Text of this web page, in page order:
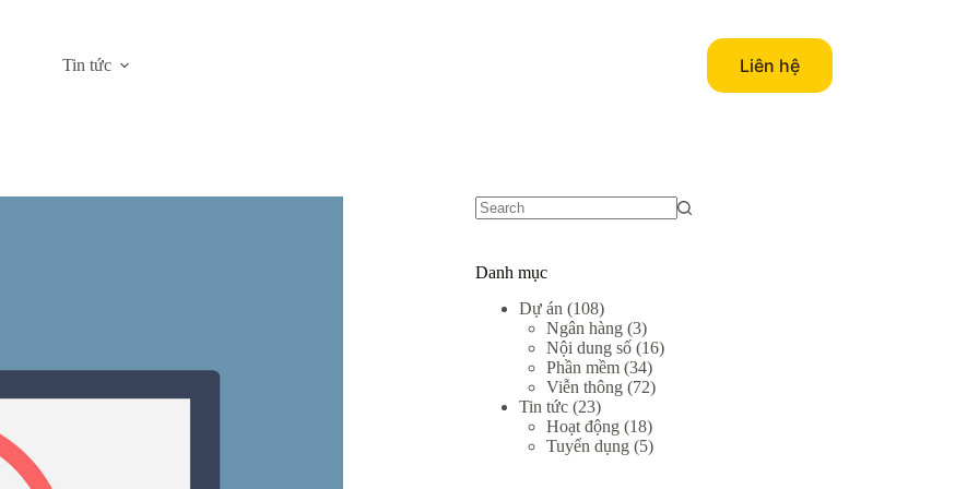
Tin tức Liên hệ
Danh mục
Dự án (108)
Ngân hàng (3)
Nội dung số (16)
Phần mềm (34)
Viễn thông (72)
Tin tức (23)
Hoạt động (18)
Tuyển dụng (5)